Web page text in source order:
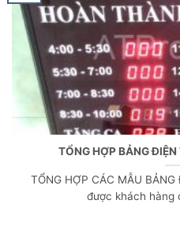
TỔNG HỢP BẢNG
TỔNG HỢP CÁC MẪU
được khách hàng